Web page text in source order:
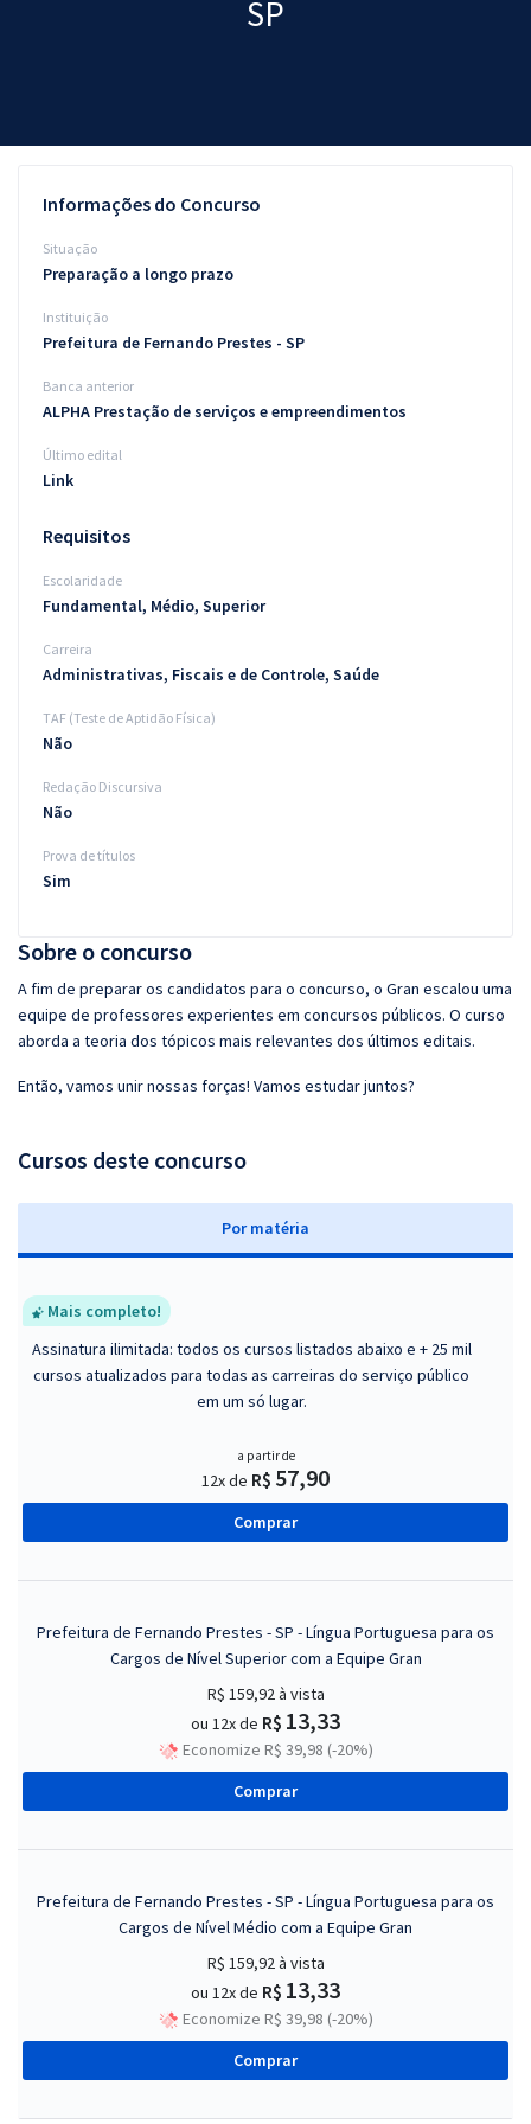
Questões grátis
Blog
Aprovados
Atendimento
SP
Sobre o concurso
A fim de preparar os candidatos para o concurso, o Gran escalou uma
equipe de professores experientes em concursos públicos. O curso
aborda a teoria dos tópicos mais relevantes dos últimos editais.
Então, vamos unir nossas forças! Vamos estudar juntos?
Cursos deste concurso
Por matéria
Mais completo!
Assinatura ilimitada: todos os cursos listados abaixo e + 25 mil
cursos atualizados para todas as carreiras do serviço público
em um só lugar.
a partir de
12x de R$ 57,90
Comprar
Prefeitura de Fernando Prestes - SP - Língua Portuguesa para os
Cargos de Nível Superior com a Equipe Gran
R$ 159,92à vista
ou 12x de R$ 13,33
Economize R$ 39,98 (-20%)
Comprar
Prefeitura de Fernando Prestes - SP - Língua Portuguesa para os
Cargos de Nível Médio com a Equipe Gran
R$ 159,92à vista
ou 12x de R$ 13,33
Economize R$ 39,98 (-20%)
Comprar
Informações do Concurso
Situação
Preparação a longo prazo
Instituição
Prefeitura de Fernando Prestes - SP
Banca anterior
ALPHA Prestação de serviços e empreendimentos
Último edital
Link
Requisitos
Escolaridade
Fundamental, Médio, Superior
Carreira
Administrativas, Fiscais e de Controle, Saúde
TAF (Teste de Aptidão Física)
Não
Redação Discursiva
Não
Prova de títulos
Sim